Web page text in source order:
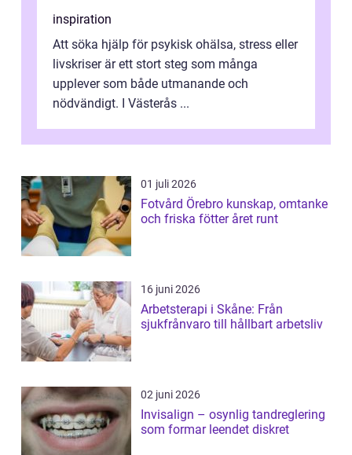
inspiration
Att söka hjälp för psykisk ohälsa, stress eller
livskriser är ett stort steg som många
upplever som både utmanande och
nödvändigt. I Västerås ...
01 juli 2026
Fotvård Örebro kunskap, omtanke
och friska fötter året runt
16 juni 2026
Arbetsterapi i Skåne: Från
sjukfrånvaro till hållbart arbetsliv
02 juni 2026
Invisalign – osynlig tandreglering
som formar leendet diskret